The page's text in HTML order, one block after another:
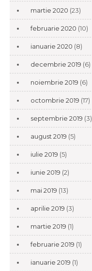
martie 2020 (23)
februarie 2020 (10)
ianuarie 2020 (8)
decembrie 2019 (6)
noiembrie 2019 (6)
octombrie 2019 (17)
septembrie 2019 (3)
august 2019 (5)
iulie 2019 (5)
iunie 2019 (2)
mai 2019 (13)
aprilie 2019 (3)
martie 2019 (1)
februarie 2019 (1)
ianuarie 2019 (1)